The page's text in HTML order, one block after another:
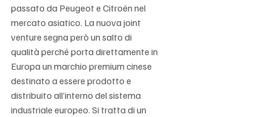
passato da Peugeot e Citroën nel
mercato asiatico. La nuova joint
venture segna però un salto di
qualità perché porta direttamente in
Europa un marchio premium cinese
destinato a essere prodotto e
distribuito all’interno del sistema
industriale europeo. Si tratta di un